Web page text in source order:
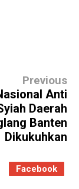
Previous
Anti
Daerah
Banten
Dikukuhkan
Facebook